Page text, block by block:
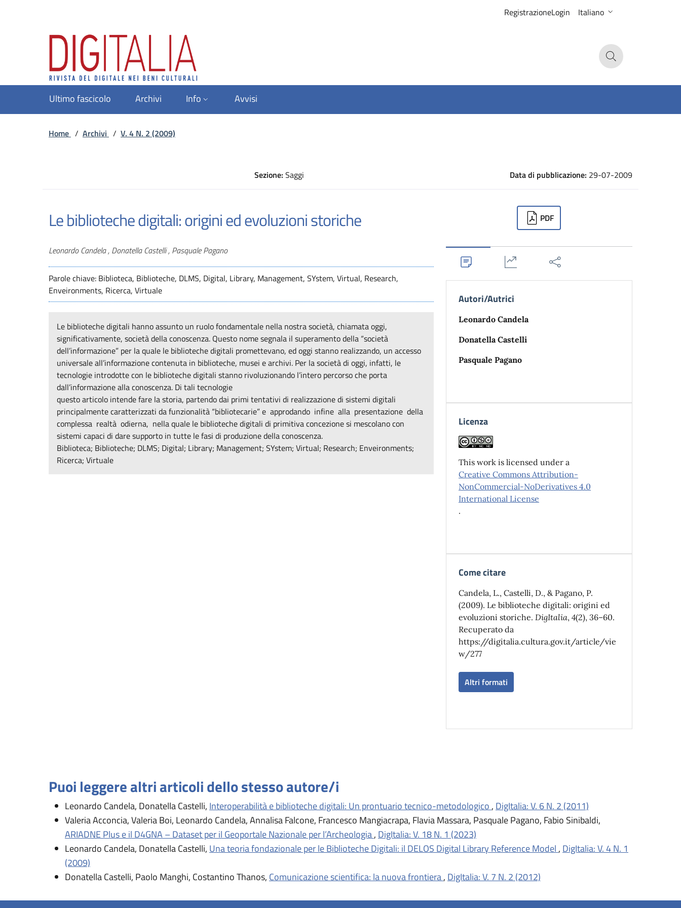
RegistrazioneLogin Italiano
Ultimo fascicolo Archivi Info Avvisi
Home / Archivi / V. 4 N. 2 (2009)
Sezione: Saggi Data di pubblicazione: 29-07-2009
Le biblioteche digitali: origini ed evoluzioni storiche
Autori
Leonardo Candela , Donatella Castelli , Pasquale Pagano
Parole chiave: Biblioteca, Biblioteche, DLMS, Digital, Library, Management, SYstem, Virtual, Research,
Enveironments, Ricerca, Virtuale
Le biblioteche digitali hanno assunto un ruolo fondamentale nella nostra società, chiamata oggi,
significativamente, società della conoscenza. Questo nome segnala il superamento della “società
dell’informazione” per la quale le biblioteche digitali promettevano, ed oggi stanno realizzando, un accesso
universale all’informazione contenuta in biblioteche, musei e archivi. Per la società di oggi, infatti, le
tecnologie introdotte con le biblioteche digitali stanno rivoluzionando l’intero percorso che porta
dall’informazione alla conoscenza. Di tali tecnologie
questo articolo intende fare la storia, partendo dai primi tentativi di realizzazione di sistemi digitali
principalmente caratterizzati da funzionalità “bibliotecarie” e approdando infine alla presentazione della
complessa realtà odierna, nella quale le biblioteche digitali di primitiva concezione si mescolano con
sistemi capaci di dare supporto in tutte le fasi di produzione della conoscenza.
Biblioteca; Biblioteche; DLMS; Digital; Library; Management; SYstem; Virtual; Research; Enveironments;
Ricerca; Virtuale
PDF
Autori/Autrici
Leonardo Candela
Donatella Castelli
Pasquale Pagano
Licenza
This work is licensed under a
Creative Commons Attribution-
NonCommercial-NoDerivatives 4.0
International License
.
Come citare
Candela, L., Castelli, D., & Pagano, P.
(2009). Le biblioteche digitali: origini ed
evoluzioni storiche. DigItalia, 4(2), 36–60.
Recuperato da
https://digitalia.cultura.gov.it/article/vie
w/277
Altri formati
Puoi leggere altri articoli dello stesso autore/i
Leonardo Candela, Donatella Castelli, Interoperabilità e biblioteche digitali: Un prontuario tecnico-metodologico , DigItalia: V. 6 N. 2 (2011)
Valeria Acconcia, Valeria Boi, Leonardo Candela, Annalisa Falcone, Francesco Mangiacrapa, Flavia Massara, Pasquale Pagano, Fabio Sinibaldi,
ARIADNE Plus e il D4GNA – Dataset per il Geoportale Nazionale per l’Archeologia, DigItalia: V. 18 N. 1 (2023)
Leonardo Candela, Donatella Castelli, Una teoria fondazionale per le Biblioteche Digitali: il DELOS Digital Library Reference Model , DigItalia: V. 4 N. 1
(2009)
Donatella Castelli, Paolo Manghi, Costantino Thanos, Comunicazione scientifica: la nuova frontiera, DigItalia: V. 7 N. 2 (2012)